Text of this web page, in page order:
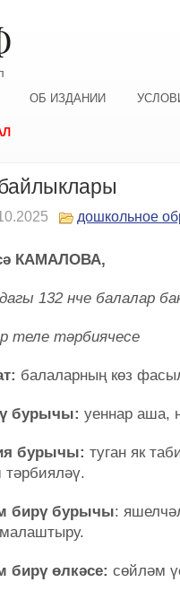
ОБ ИЗДАНИИ
дошкольное
КАМАЛОВА,
132 нче балалар
теле тәрбиячесе
балаларның көз
бурычы: уеннар аша,
бурычы: туган як
тәрбияләү.
бирү бурычы:
бирү өлкәсе: сөйләм